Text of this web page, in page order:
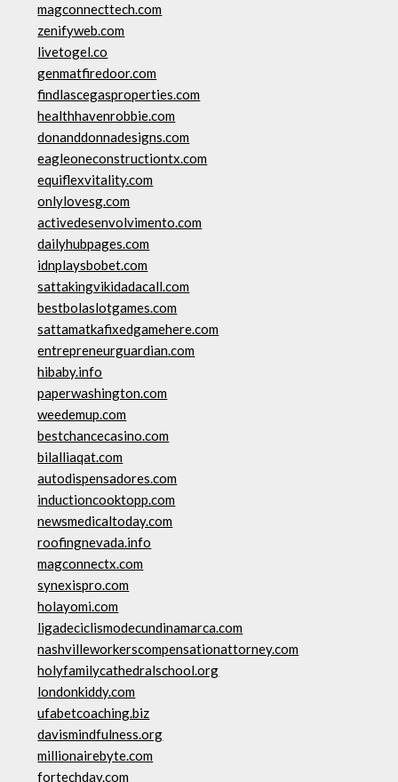
magconnecttech.com
zenifyweb.com
livetogel.co
genmatfiredoor.com
findlascegasproperties.com
healthhavenrobbie.com
donanddonnadesigns.com
eagleoneconstructiontx.com
equiflexvitality.com
onlylovesg.com
activedesenvolvimento.com
dailyhubpages.com
idnplaysbobet.com
sattakingvikidadacall.com
bestbolaslotgames.com
sattamatkafixedgamehere.com
entrepreneurguardian.com
hibaby.info
paperwashington.com
weedemup.com
bestchancecasino.com
bilalliaqat.com
autodispensadores.com
inductioncooktopp.com
newsmedicaltoday.com
roofingnevada.info
magconnectx.com
synexispro.com
holayomi.com
ligadeciclismodecundinamarca.com
nashvilleworkerscompensationattorney.com
holyfamilycathedralschool.org
londonkiddy.com
ufabetcoaching.biz
davismindfulness.org
millionairebyte.com
fortechday.com